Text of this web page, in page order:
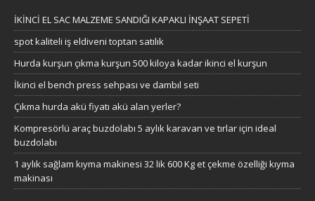
İKİNCİ EL SAC MALZEME SANDIĞI KAPAKLI İNŞAAT SEPETİ
spot kaliteli iş eldiveni toptan satılık
Hurda kurşun çıkma kurşun 500 kiloya kadar ikinci el kurşun
İkinci el bench press sehpası ve dambıl seti
Çıkma hurda akü fiyatı akü alan yerler?
Kompresörlü araç buzdolabı 5 aylık karavan ve tırlar için ideal
buzdolabı
1 aylık sağlam kıyma makinesi 32 lik 600 Kg et çekme özelliği kıyma
makinası